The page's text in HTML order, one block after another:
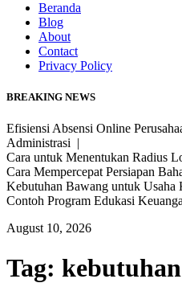
Beranda
Blog
About
Contact
Privacy Policy
BREAKING NEWS
Efisiensi Absensi Online
Administrasi |
Cara untuk Menentukan Radius
Cara Mempercepat Persiapan
Kebutuhan Bawang untuk
Contoh Program Edukasi
August 10, 2026
Tag: